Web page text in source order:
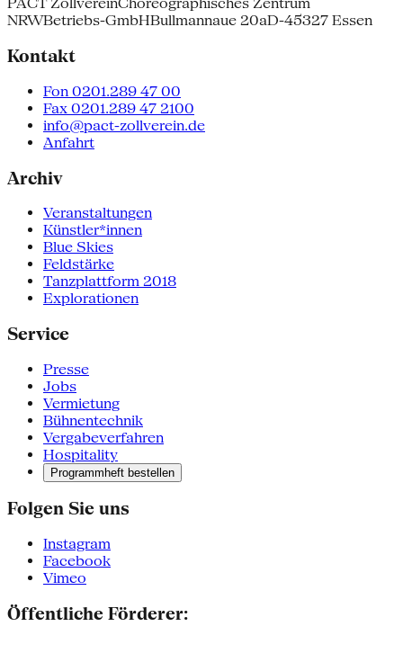
PACT ZollvereinChoreographisches Zentrum
NRWBetriebs-GmbHBullmannaue 20aD-45327 Essen
Kontakt
Fon 0201.289 47 00
Fax 0201.289 47 2100
info@pact-zollverein.de
Anfahrt
Archiv
Veranstaltungen
Künstler*innen
Blue Skies
Feldstärke
Tanzplattform 2018
Explorationen
Service
Presse
Jobs
Vermietung
Bühnentechnik
Vergabeverfahren
Hospitality
Programmheft bestellen
Folgen Sie uns
Instagram
Facebook
Vimeo
Öffentliche Förderer: